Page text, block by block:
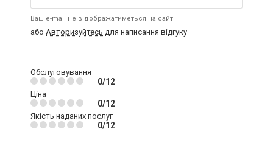
Ваш e-mail не відображатиметься на сайті
або Авторизуйтесь для написання відгуку
Обслуговування
0/12
Ціна
0/12
Якість наданих послуг
0/12